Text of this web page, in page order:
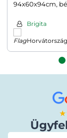
94x60x94cm,
Brigita
Horvátország